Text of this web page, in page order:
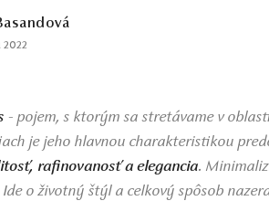
- pojem, s ktorým sa stretávame v
je jeho hlavnou charakteristikou
rafinovanosť a elegancia.
o životný štýl a celkový spôsob